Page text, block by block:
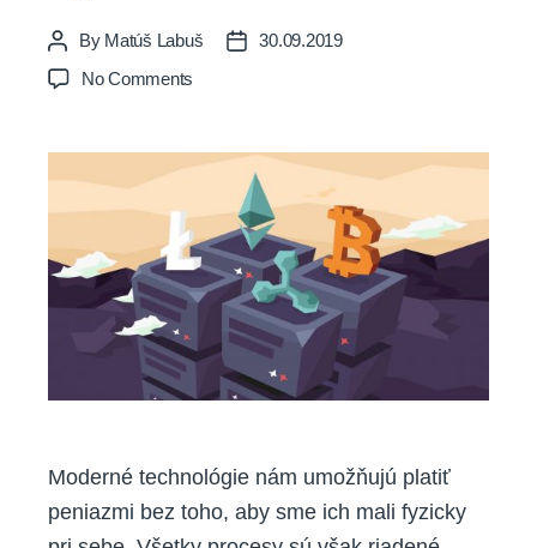
Post
author
By Matúš Labuš
Post30.09.2019
No Comments
kryptomeny
biznise?
Moderné technológie nám umožňujú platiť
peniazmi bez toho, aby sme ich mali fyzicky